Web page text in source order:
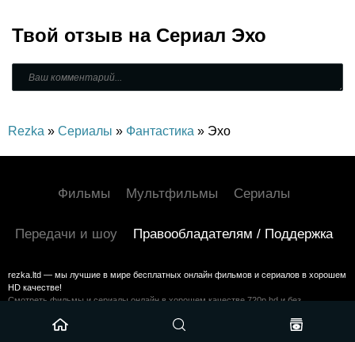
Твой отзыв на Сериал Эхо
Rezka » Сериалы » Фантастика » Эхо
Фильмы Мультфильмы Сериалы
Передачи и шоу Правообладателям / Поддержка
rezka.ltd — мы лучшие в мире бесплатных онлайн фильмов и сериалов в хорошем
HD качестве!
Смотреть фильмы и сериалы онлайн в хорошем качестве 720p hd и без
©2024 rezka.ltd